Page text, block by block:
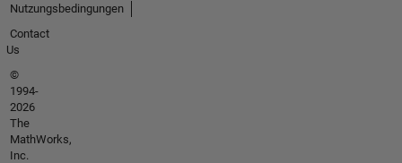
Nutzungsbedingungen
Contact
Us
©
1994-
2026
The
MathWorks,
Inc.